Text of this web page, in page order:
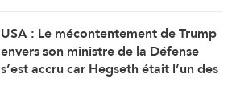
(Washington Post, citant des
responsables)
USA : Le mécontentement de Trump
envers son ministre de la Défense
s’est accru car Hegseth était l’un des